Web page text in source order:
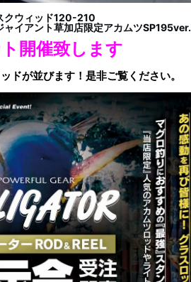
ウィッド120-210
イアント草加店限定アカムツ
開催致します
ドが並びます！是非ご覧ください。